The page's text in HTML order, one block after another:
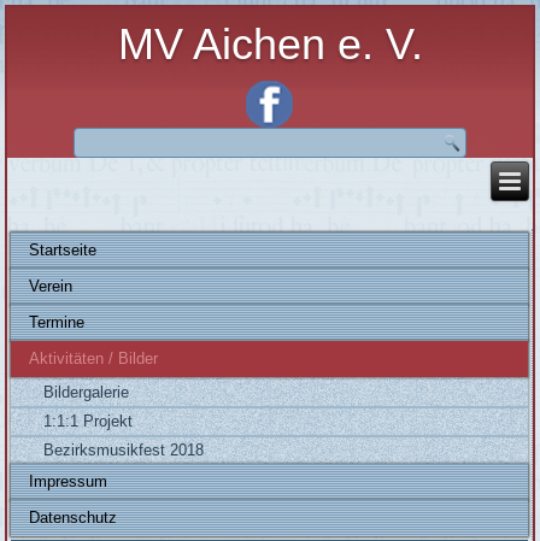
MV Aichen e. V.
Startseite
Verein
Termine
Aktivitäten / Bilder
Bildergalerie
1:1:1 Projekt
Bezirksmusikfest 2018
Impressum
Datenschutz